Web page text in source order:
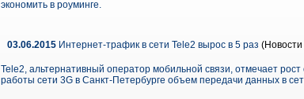
экономить в роуминге.
03.06.2015 Интернет-трафик в сети Tele2 вырос в 5 раз (Новости
Tele2, альтернативный оператор мобильной связи, отмечает
работы сети 3G в Санкт-Петербурге объем передачи данных в